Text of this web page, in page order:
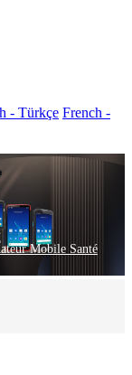
- Türkçe French -
Mobile Santé